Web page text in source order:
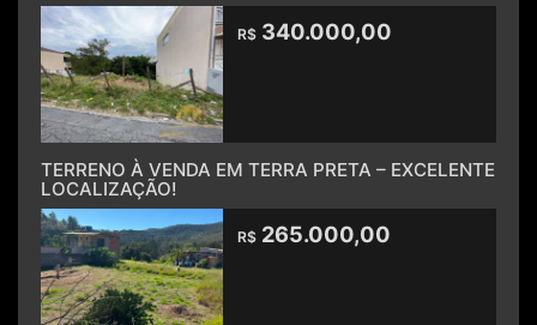
R$ 340.000,00
TERRENO À VENDA EM TERRA PRETA – EXCELENTE
LOCALIZAÇÃO!
R$ 265.000,00